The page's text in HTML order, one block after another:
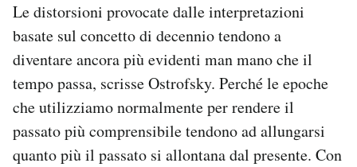
Le distorsioni provocate dalle interpretazioni
basate sul concetto di decennio tendono a
diventare ancora più evidenti man mano che il
tempo passa, scrisse Ostrofsky. Perché le epoche
che utilizziamo normalmente per rendere il
passato più comprensibile tendono ad allungarsi
quanto più il passato si allontana dal presente. Con